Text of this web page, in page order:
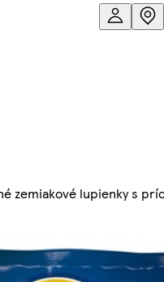
zemiakové lupienky s